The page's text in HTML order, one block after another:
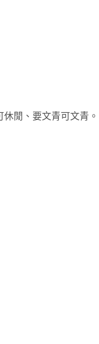
閒、要文青可文青。